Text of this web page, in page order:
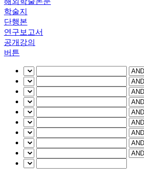
학술지
단행본
연구보고서
공개강의
버튼